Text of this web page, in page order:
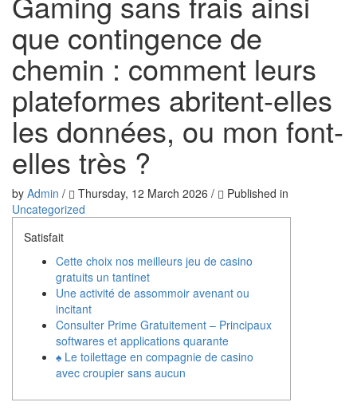
que contingence de
chemin : comment leurs
plateformes abritent-elles
les données, ou mon font-
elles très ?
by Admin / Thursday, 12 March 2026 /
Published in
Uncategorized
Satisfait
Cette choix nos meilleurs jeu de casino
gratuits un tantinet
Une activité de assommoir avenant ou
incitant
Consulter Prime Gratuitement – Principaux
softwares et applications quarante
♠ Le toilettage en compagnie de casino
avec croupier sans aucun